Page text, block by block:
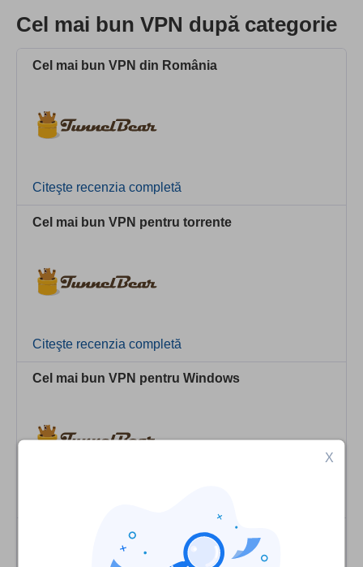
Cel mai bun VPN după categorie
Cel mai bun VPN din România
Citeşte recenzia completă
Cel mai bun VPN pentru torrente
Citeşte recenzia completă
Cel mai bun VPN pentru Windows
Cel mai bun VPN pentru Android
X